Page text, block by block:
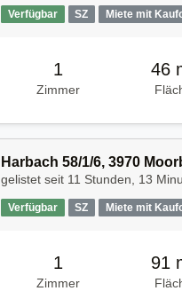
Verfügbar SZ Miete mit
1
Zimmer
46
Harbach 58/1/6, 3970
gelistet seit 11 Stunden, 13
Verfügbar SZ Miete mit
1
Zimmer
91